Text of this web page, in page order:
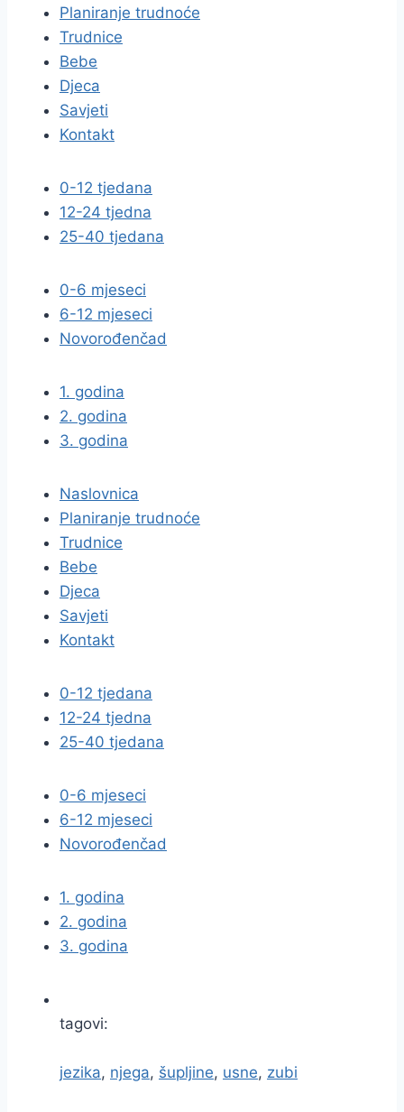
Planiranje trudnoće
Trudnice
Bebe
Djeca
Savjeti
Kontakt
0-12 tjedana
12-24 tjedna
25-40 tjedana
0-6 mjeseci
6-12 mjeseci
Novorođenčad
1. godina
2. godina
3. godina
Naslovnica
Planiranje trudnoće
Trudnice
Bebe
Djeca
Savjeti
Kontakt
0-12 tjedana
12-24 tjedna
25-40 tjedana
0-6 mjeseci
6-12 mjeseci
Novorođenčad
1. godina
2. godina
3. godina
tagovi:
jezika, njega, šupljine, usne, zubi